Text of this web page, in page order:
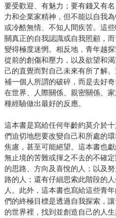
要受歡迎、有魅力；要有錢又有
力和企業家精神，但不能以自我
或冷酷無情、不知人間疾苦。這
關真正的自我認識或自我照顧，
變得極度迷惘。相反地，青年越
從前的創傷和壓力，以及欲望和
己的直覺而對自己未來有所了解
補一個人所謂的破碎，而是去好
在世界、人際關係、親密關係、
種經驗做出最好的反應。
這本書是寫給任何年齡約莫介於
們迫切地想要改變自己和所處的
焦慮，甚至可能絕望。這本書也
無止境的苦難或揮之不去的不確
的思路、方向及喜悅的人；以及
路的人；還有仔細思索此階段的
人。此外，這本書也寫給這些青
們的終極目標是透過自我探索，
的世界裡，找到並創造自己的人